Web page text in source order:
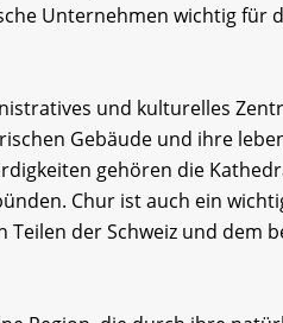
Unternehmen wichtig für
und kulturelles
Gebäude und ihre
gehören die
Chur ist auch ein
der Schweiz und dem